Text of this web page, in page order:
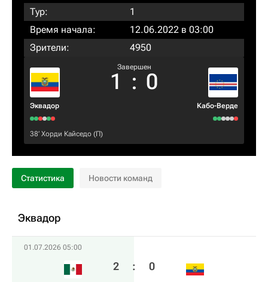
Тур:
1
Время начала:
12.06.2022 в 03:00
Зрители:
4950
Эквадор
Завершен
1 : 0
Кабо-Верде
38‎’‎ Хорди Кайседо (П)
Статистика Новости команд
Эквадор
01.07.2026 05:00
2 : 0